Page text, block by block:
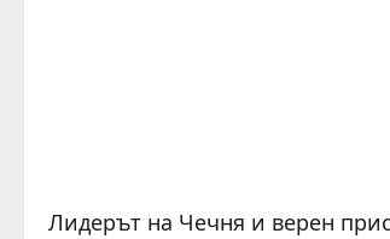
Лидерът на Чечня и верен